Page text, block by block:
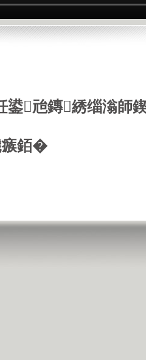
鍙兘鏄綉缁滃師
瘯銆�